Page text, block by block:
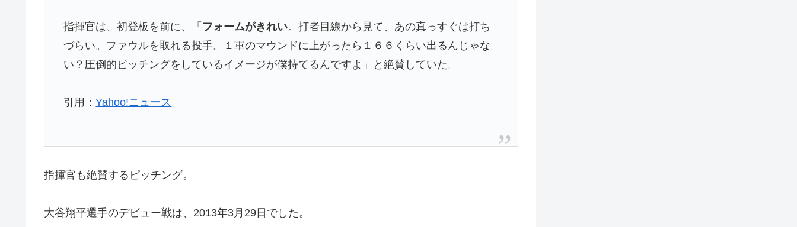
指揮官は、初登板を前に、「 フォームがきれい。打者目線から見て、あの真っすぐは打ち
づらい。ファウルを取れる投手。１軍のマウンドに上がったら１６６くらい出るんじゃな
い？圧倒的ピッチングをしているイメージが僕持てるんですよ」と絶賛していた。
引用：Yahoo!ニュース
指揮官も絶賛するピッチング。
大谷翔平選手のデビュー戦は、2013年3月29日でした。